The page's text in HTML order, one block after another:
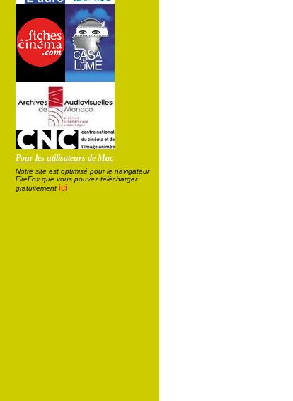
Pour les utilisateurs de Mac
Notre site est optimisé pour le navigateur
FireFox que vous pouvez télécharger
gratuitement ici